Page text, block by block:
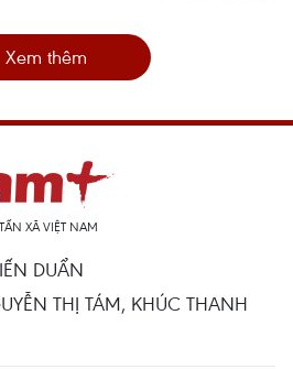
Xem thêm
XÃ VIỆT NAM
DUẨN
THỊ TÁM, KHÚC THANH